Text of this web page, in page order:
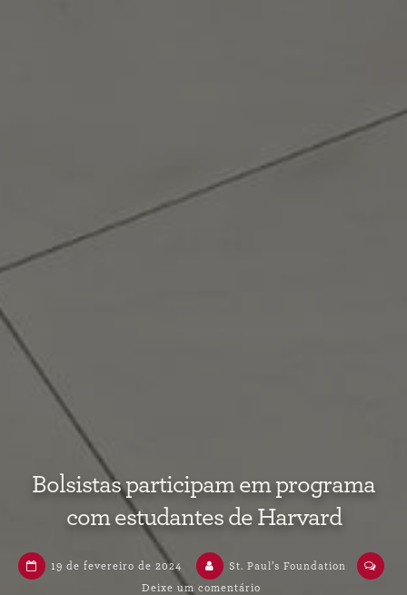
Bolsistas participam em programa
com estudantes de Harvard
19 de fevereiro de 2024
St. Paul’s Foundation
Deixe um comentário